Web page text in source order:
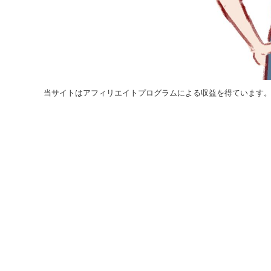
当サイトはアフィリエイトプログラムによる収益を得ています。